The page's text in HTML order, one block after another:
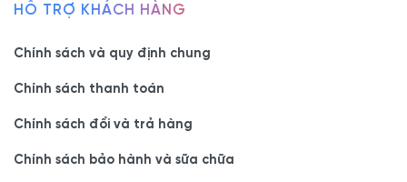
HỖ TRỢ KHÁCH HÀNG
Chính sách và quy định chung
Chính sách thanh toán
Chính sách đổi và trả hàng
Chính sách bảo hành và sữa chữa